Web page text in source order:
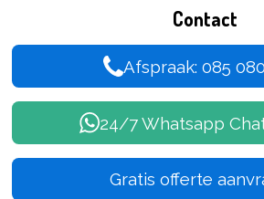
Contact
Afspraak: 085
24/7 Whatsapp
Gratis offerte